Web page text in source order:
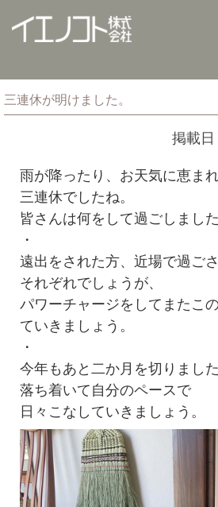
三連休が明けました。
掲載日
雨が降ったり、お天気に恵ま
三連休でしたね。
皆さんは何をして過ごしました
・
遠出をされた方、近場で過ごさ
それぞれでしょうが、
パワーチャージをしてまたこ
ていきましょう。
・
今年もあと二か月を切りました
落ち着いて自分のペースで
日々こなしていきましょう。